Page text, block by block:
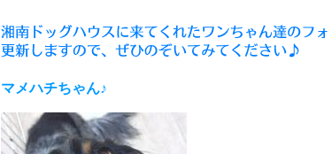
マメハチちゃん♪